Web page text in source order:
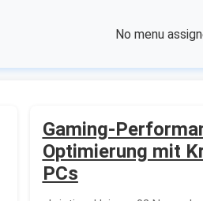
No menu
Gaming-
Optimierung mit
PCs